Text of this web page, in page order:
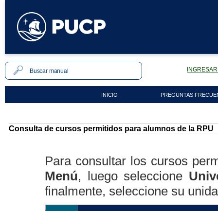
INICIO PREGUNTAS
Consulta de cursos permitidos para alumnos de la RPU
Para consultar los cursos
Menú, luego seleccione
finalmente, seleccione su